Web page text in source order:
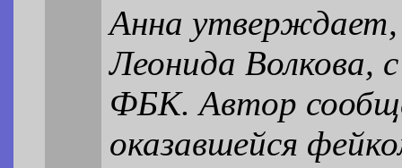
Анна утверждает,
Леонида Волкова,
ФБК. Автор
оказавшейся